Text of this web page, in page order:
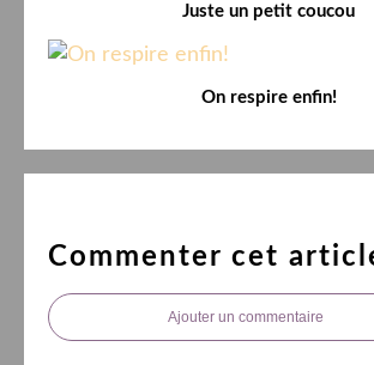
Juste un petit coucou
On respire enfin!
Commenter cet
Ajouter un commentaire